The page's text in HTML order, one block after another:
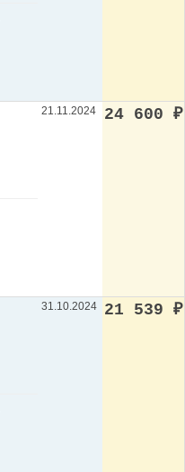
21.11.2024 24 600 ₽
31.10.2024 21 539 ₽